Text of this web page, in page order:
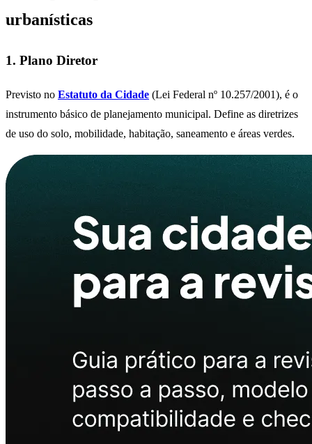
urbanísticas
1. Plano Diretor
Previsto no Estatuto da Cidade (Lei Federal nº 10.257/2001), é o
instrumento básico de planejamento municipal. Define as diretrizes
de uso do solo, mobilidade, habitação, saneamento e áreas verdes.